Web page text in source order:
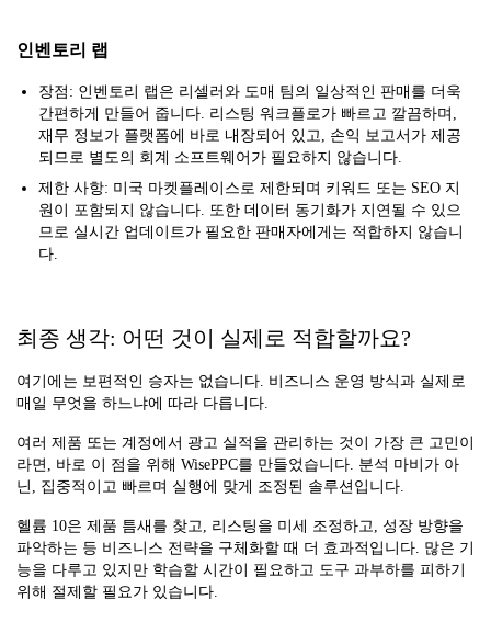
인벤토리 랩
장점: 인벤토리 랩은 리셀러와 도매 팀의 일상적인 판매를 더욱
간편하게 만들어 줍니다. 리스팅 워크플로가 빠르고 깔끔하며,
재무 정보가 플랫폼에 바로 내장되어 있고, 손익 보고서가 제공
되므로 별도의 회계 소프트웨어가 필요하지 않습니다.
제한 사항: 미국 마켓플레이스로 제한되며 키워드 또는 SEO 지
원이 포함되지 않습니다. 또한 데이터 동기화가 지연될 수 있으
므로 실시간 업데이트가 필요한 판매자에게는 적합하지 않습니
다.
최종 생각: 어떤 것이 실제로 적합할까요?
여기에는 보편적인 승자는 없습니다. 비즈니스 운영 방식과 실제로
매일 무엇을 하느냐에 따라 다릅니다.
여러 제품 또는 계정에서 광고 실적을 관리하는 것이 가장 큰 고민이
라면, 바로 이 점을 위해 WisePPC를 만들었습니다. 분석 마비가 아
닌, 집중적이고 빠르며 실행에 맞게 조정된 솔루션입니다.
헬륨 10은 제품 틈새를 찾고, 리스팅을 미세 조정하고, 성장 방향을
파악하는 등 비즈니스 전략을 구체화할 때 더 효과적입니다. 많은 기
능을 다루고 있지만 학습할 시간이 필요하고 도구 과부하를 피하기
위해 절제할 필요가 있습니다.